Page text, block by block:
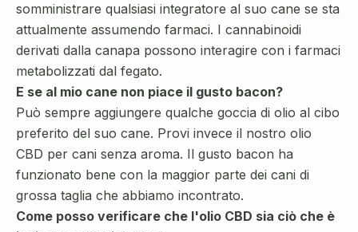
somministrare qualsiasi integratore al suo cane se sta
attualmente assumendo farmaci. I cannabinoidi
derivati dalla canapa possono interagire con i farmaci
metabolizzati dal fegato.
E se al mio cane non piace il gusto bacon?
Può sempre aggiungere qualche goccia di olio al cibo
preferito del suo cane. Provi invece il nostro olio
CBD per cani senza aroma. Il gusto bacon ha
funzionato bene con la maggior parte dei cani di
grossa taglia che abbiamo incontrato.
Come posso verificare che l'olio CBD sia ciò che è